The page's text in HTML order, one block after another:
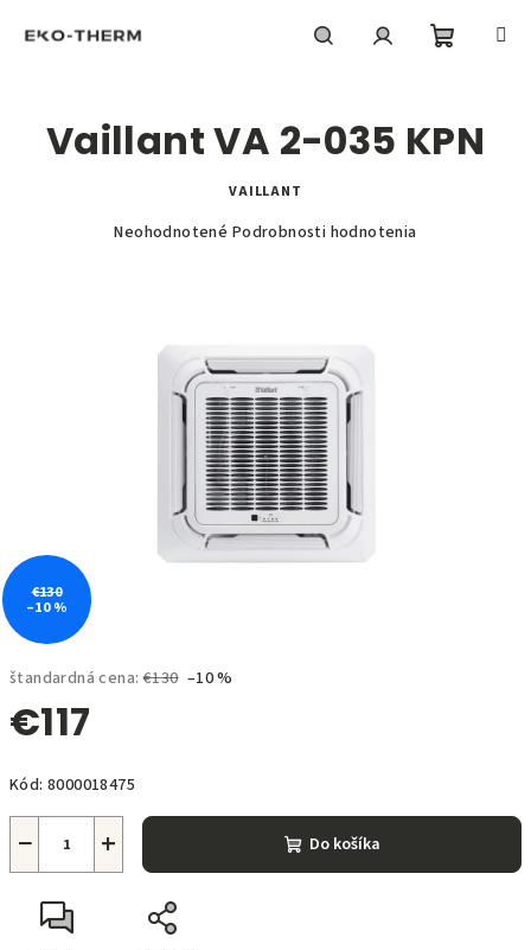
košík
štandardná cena: €130 –10 %
€117
cena:
Kód: 8000018475
+
− Do košíka
Vaillant VA 2-035 KPN
VAILLANT
Priemerné
hviezdičiek.
Neohodnotené Podrobnosti hodnotenia
€130
–10 %